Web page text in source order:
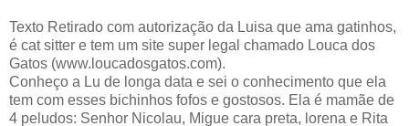
Texto Retirado com autorização da Luisa que ama gatinhos,
é cat sitter e tem um site super legal chamado Louca dos
Gatos (www.loucadosgatos.com).
Conheço a Lu de longa data e sei o conhecimento que ela
tem com esses bichinhos fofos e gostosos. Ela é mamãe de
4 peludos: Senhor Nicolau, Migue cara preta, lorena e Rita